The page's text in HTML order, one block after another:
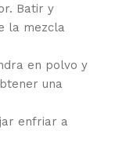
Batir y
la mezcla
en polvo y
una
enfriar a